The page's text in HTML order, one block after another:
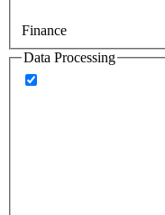
Finance
Data Processing